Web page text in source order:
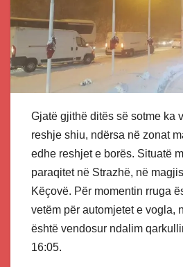
Gjatë gjithë ditës së sotme ka
reshje shiu, ndërsa në zonat
edhe reshjet e borës. Situatë
paraqitet në Strazhë, në
Këçovë. Për momentin rruga
vetëm për automjetet e vogla,
është vendosur ndalim
16:05.